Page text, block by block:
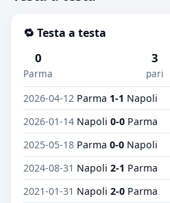
🔁 Testa a testa
0
Parma
3
pari
2026-04-12 Parma 1-1 Napoli
2026-01-14 Napoli 0-0 Parma
2025-05-18 Parma 0-0 Napoli
2024-08-31 Napoli 2-1 Parma
2021-01-31 Napoli 2-0 Parma